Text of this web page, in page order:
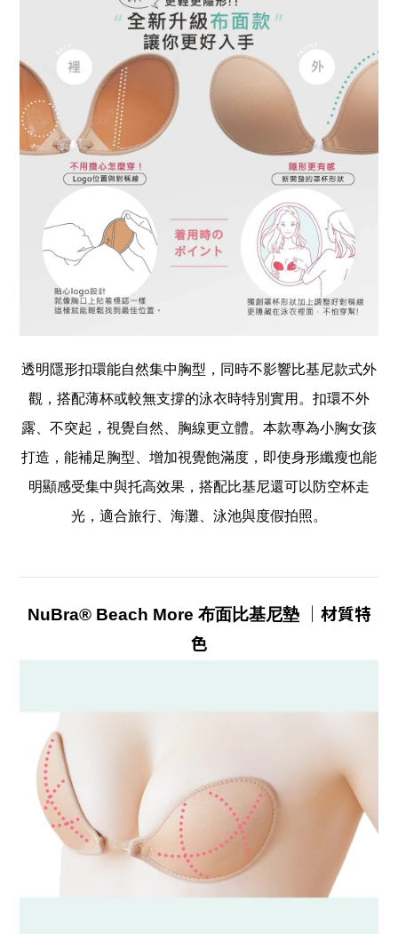
透明隱形扣環能自然集中胸型，同時不影響比基尼款式外
觀，搭配薄杯或較無支撐的泳衣時特別實用。扣環不外
露、不突起，視覺自然、胸線更立體。 本款專為小胸女孩
打造，能補足胸型、增加視覺飽滿度，即使身形纖瘦也能
明顯感受集中與托高效果，搭配比基尼還可以防空杯走
光，適合旅行、海灘、泳池與度假拍照。
NuBra® Beach More 布面比基尼墊
｜材質特
色